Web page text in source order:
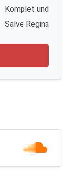
Komplet und
Salve Regina